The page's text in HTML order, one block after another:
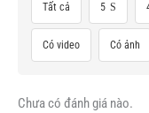
Tất cả 5
Có video Có ảnh
Chưa có đánh giá nào.